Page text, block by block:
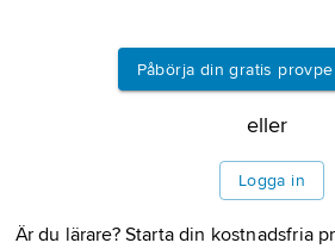
Information om
Påbörja din gratis
eller
Logga in
Är du lärare? Starta din kostnadsfria